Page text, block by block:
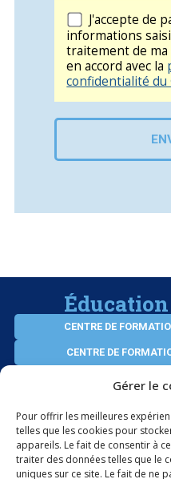
Gérer le
Pour offrir les meilleures
telles que les cookies pour
appareils. Le fait de consentir à
traiter des données telles que le
uniques sur ce site. Le fait de ne
J'accepte de
informations
traitement de ma
en accord avec la
confidentialité du
CENTRE DE
CENTRE DE
SERVICES
ÉLÈVES